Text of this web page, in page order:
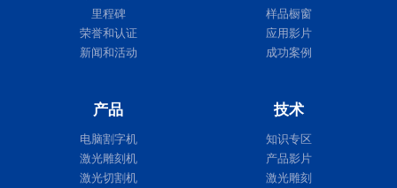
里程碑
荣誉和认证
新闻和活动
样品橱窗
应用影片
成功案例
产品
电脑割字机
激光雕刻机
激光切割机
技术
知识专区
产品影片
激光雕刻